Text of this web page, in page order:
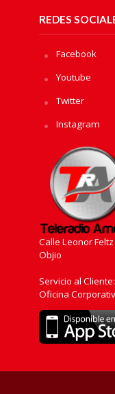
REDES
Facebook
Youtube
Twitter
Instagram
Calle Leonor
Objio
Servicio al
Oficina